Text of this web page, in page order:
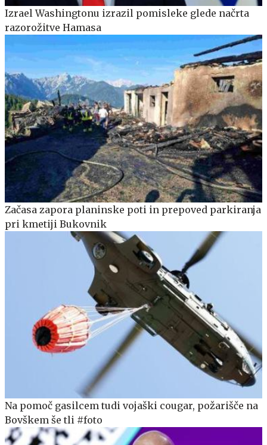
Izrael Washingtonu izrazil pomisleke glede načrta
razorožitve Hamasa
Začasa zapora planinske poti in prepoved parkiranja
pri kmetiji Bukovnik
Na pomoč gasilcem tudi vojaški cougar, požarišče na
Bovškem še tli #foto